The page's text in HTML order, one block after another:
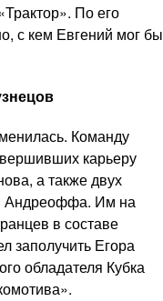
По его
с кем Евгений мог бы
Команду
карьеру
а также двух
Андреоффа. Им на
в составе
заполучить Егора
обладателя Кубка